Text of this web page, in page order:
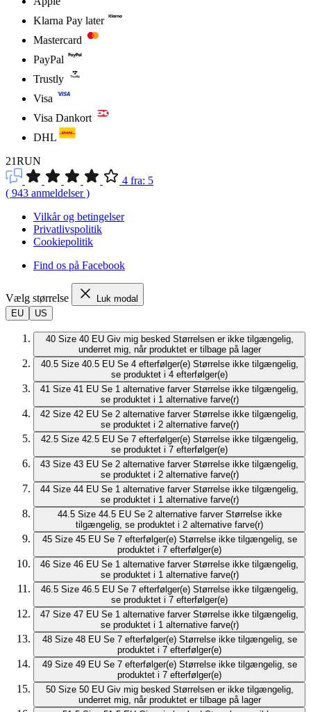
Klarna Pay later
Mastercard
PayPal
Trustly
Visa
Visa Dankort
DHL
21RUN
4 fra: 5
( 943 anmeldelser)
Vilkår og betingelser
Privatlivspolitik
Cookiepolitik
Find os på Facebook
Vælg størrelse
Luk modal
EU
US
40 Size 40 EU Giv mig besked Størrelsen er ikke tilgængelig,
underret mig, når produktet er tilbage på lager
40.5 Size 40.5 EU Se 4 efterfølger(e) Størrelse ikke tilgængelig,
se produktet i 4 efterfølger(e)
41 Size 41 EU Se 1 alternative farver Størrelse ikke tilgængelig,
se produktet i 1 alternative farve(r)
42 Size 42 EU Se 2 alternative farver Størrelse ikke tilgængelig,
se produktet i 2 alternative farve(r)
42.5 Size 42.5 EU Se 7 efterfølger(e) Størrelse ikke tilgængelig,
se produktet i 7 efterfølger(e)
43 Size 43 EU Se 2 alternative farver Størrelse ikke tilgængelig,
se produktet i 2 alternative farve(r)
44 Size 44 EU Se 1 alternative farver Størrelse ikke tilgængelig,
se produktet i 1 alternative farve(r)
44.5 Size 44.5 EU Se 2 alternative farver Størrelse ikke
tilgængelig, se produktet i 2 alternative farve(r)
45 Size 45 EU Se 7 efterfølger(e) Størrelse ikke tilgængelig, se
produktet i 7 efterfølger(e)
46 Size 46 EU Se 1 alternative farver Størrelse ikke tilgængelig,
se produktet i 1 alternative farve(r)
46.5 Size 46.5 EU Se 7 efterfølger(e) Størrelse ikke tilgængelig,
se produktet i 7 efterfølger(e)
47 Size 47 EU Se 1 alternative farver Størrelse ikke tilgængelig,
se produktet i 1 alternative farve(r)
48 Size 48 EU Se 7 efterfølger(e) Størrelse ikke tilgængelig, se
produktet i 7 efterfølger(e)
49 Size 49 EU Se 7 efterfølger(e) Størrelse ikke tilgængelig, se
produktet i 7 efterfølger(e)
50 Size 50 EU Giv mig besked Størrelsen er ikke tilgængelig,
underret mig, når produktet er tilbage på lager